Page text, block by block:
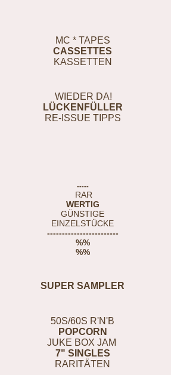
MC * TAPES
CASSETTES
KASSETTEN
WIEDER DA!
LÜCKENFÜLLER
RE-ISSUE TIPPS
-----
RAR
WERTIG
GÜNSTIGE
EINZELSTÜCKE
------------------------
%%
%%
SUPER SAMPLER
50S/60S R'N'B
POPCORN
JUKE BOX JAM
7" SINGLES
RARITÄTEN